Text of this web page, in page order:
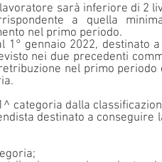
sarà inferiore di 2
a quella
nel primo periodo.
gennaio 2022, destinato
nei due precedenti
nel primo periodo
categoria dalla
destinato a conseguire